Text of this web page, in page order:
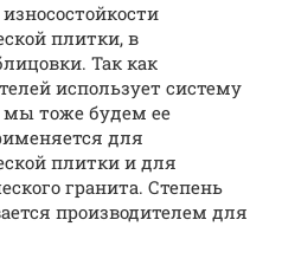
плитки, в
Так как
использует систему
мы тоже будем ее
для
плитки и для
гранита. Степень
производителем для